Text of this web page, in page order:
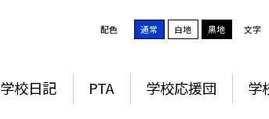
配色 通常 白地 黒地 文字
学校日記 PTA 学校応援団 学